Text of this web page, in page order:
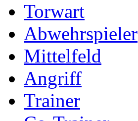
Torwart
Abwehrspieler
Mittelfeld
Angriff
Trainer